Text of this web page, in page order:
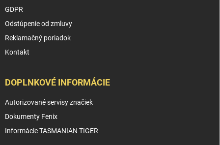
GDPR
Odstúpenie od zmluvy
Reklamačný poriadok
Kontakt
DOPLNKOVÉ INFORMÁCIE
Autorizované servisy značiek
Dokumenty Fenix
Informácie TASMANIAN TIGER